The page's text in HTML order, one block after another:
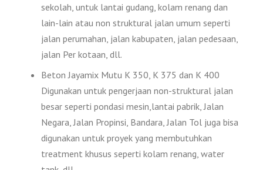
sekolah, untuk lantai gudang, kolam renang dan
lain-lain atau non struktural jalan umum seperti
jalan perumahan, jalan kabupaten, jalan pedesaan,
jalan Per kotaan, dll.
Beton Jayamix Mutu K 350, K 375 dan K 400
Digunakan untuk pengerjaan non-struktural jalan
besar seperti pondasi mesin,lantai pabrik, Jalan
Negara, Jalan Propinsi, Bandara, Jalan Tol juga bisa
digunakan untuk proyek yang membutuhkan
treatment khusus seperti kolam renang, water